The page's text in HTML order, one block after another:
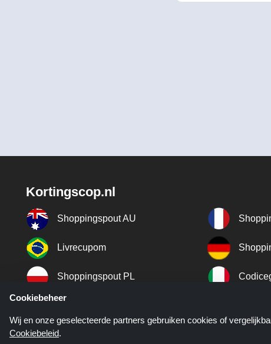
Kortingscop.nl
Shoppingspout AU
Livrecupom
Shoppingspout PL
Shoppingspout SE
Cookiebeheer
Wij en onze geselecteerde partners gebruiken cookies of
Cookiebeleid.